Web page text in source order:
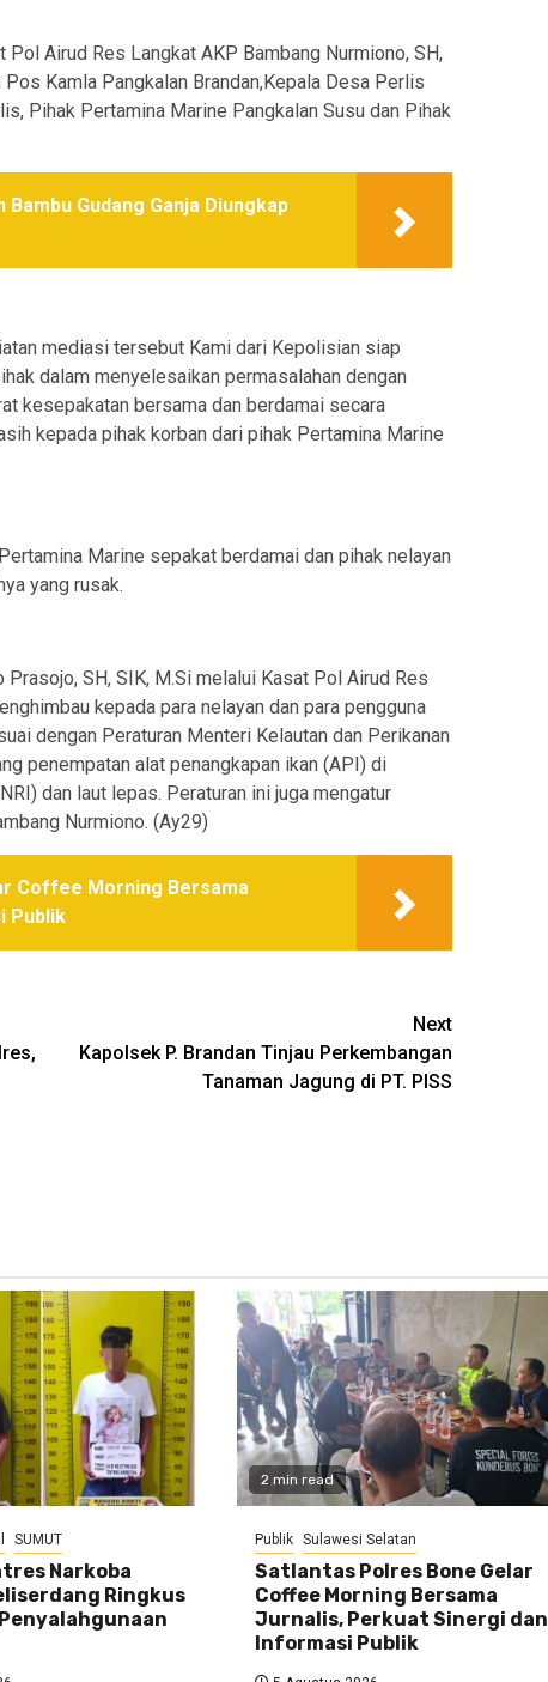
Airud Res Langkat AKP Bambang Nurmiono, SH,
Kamla Pangkalan Brandan,Kepala Desa Perlis
Pihak Pertamina Marine Pangkalan Susu dan Pihak
Gudang Ganja Diungkap
mediasi tersebut Kami dari Kepolisian siap
dalam menyelesaikan permasalahan dengan
kesepakatan bersama dan berdamai secara
kepada pihak korban dari pihak Pertamina Marine
Marine sepakat berdamai dan pihak nelayan
yang rusak.
SH, SIK, M.Si melalui Kasat Pol Airud Res
kepada para nelayan dan para pengguna
dengan Peraturan Menteri Kelautan dan Perikanan
penempatan alat penangkapan ikan (API) di
dan laut lepas. Peraturan ini juga mengatur
Nurmiono. (Ay29)
Coffee Morning Bersama
Publik
Next
Kapolsek P. Brandan Tinjau Perkembangan
Tanaman Jagung di PT. PISS
SUMUT
Narkoba
Ringkus
2 min read
Publik Sulawesi Selatan
Satlantas Polres Bone Gelar
Coffee Morning Bersama
Jurnalis, Perkuat Sinergi dan
Informasi Publik